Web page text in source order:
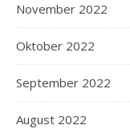
November 2022
Oktober 2022
September 2022
August 2022